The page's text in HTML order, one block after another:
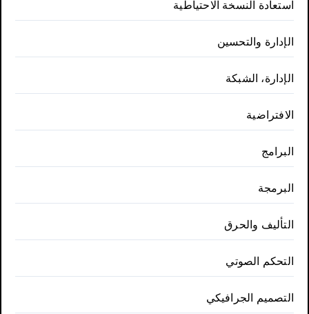
استعادة النسخة الاحتياطية
الإدارة والتحسين
الإدارة، الشبكة
الافتراضية
البرامج
البرمجة
التأليف والحرق
التحكم الصوتي
التصميم الجرافيكي